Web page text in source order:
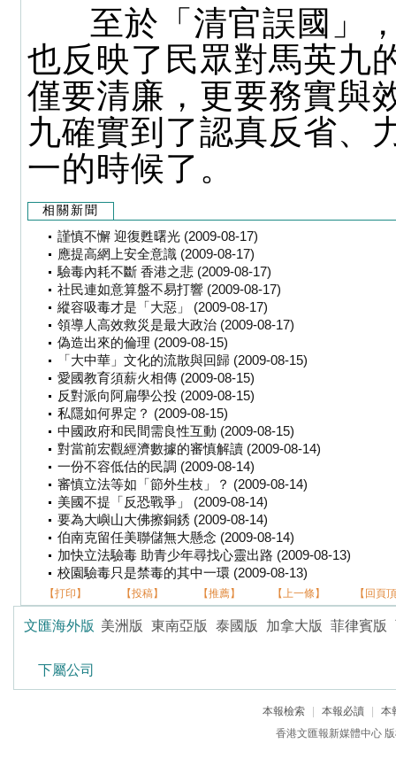
至於「清官誤國」
也反映了民眾對馬英九
僅要清廉，更要務實與
九確實到了認真反省、
一的時候了。
相關新聞
謹慎不懈 迎復甦曙光 (2009-08-17)
應提高網上安全意識 (2009-08-17)
驗毒內耗不斷 香港之悲 (2009-08-17)
社民連如意算盤不易打響 (2009-08-17)
縱容吸毒才是「大惡」 (2009-08-17)
領導人高效救災是最大政治 (2009-08-17)
偽造出來的倫理 (2009-08-15)
「大中華」文化的流散與回歸 (2009-08-15)
愛國教育須薪火相傳 (2009-08-15)
反對派向阿扁學公投 (2009-08-15)
私隱如何界定？ (2009-08-15)
中國政府和民間需良性互動 (2009-08-15)
對當前宏觀經濟數據的審慎解讀 (2009-08-14)
一份不容低估的民調 (2009-08-14)
審慎立法等如「節外生枝」？ (2009-08-14)
美國不提「反恐戰爭」 (2009-08-14)
要為大嶼山大佛擦銅銹 (2009-08-14)
伯南克留任美聯儲無大懸念 (2009-08-14)
加快立法驗毒 助青少年尋找心靈出路 (2009-08-13)
校園驗毒只是禁毒的其中一環 (2009-08-13)
【打印】 【投稿】 【推薦】 【上一條】 【回頁
文匯海外版 美洲版 東南亞版 泰國版 加拿大版 菲律賓版
下屬公司
本報檢索 本報必讀
本
香港文匯報新媒體中心